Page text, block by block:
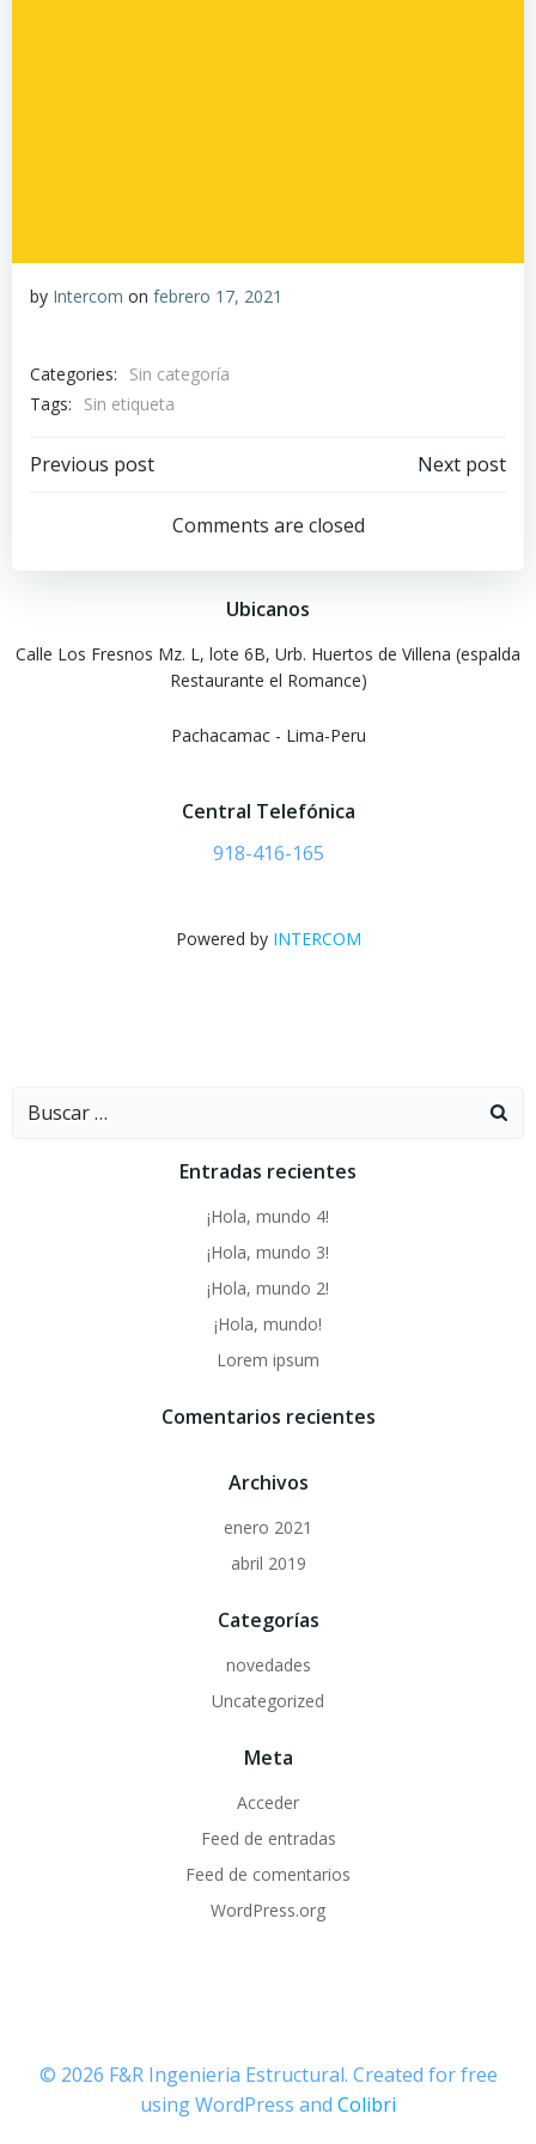
by Intercom on febrero 17, 2021
Categories:
Sin categoría
Tags:
Sin etiqueta
Navegación
las
entradas
Previous post
Navegación
por
las
entradas
Next post
Comments are closed
Ubicanos
Calle Los Fresnos Mz. L, lote 6B, Urb. Huertos de Villena (espalda
Restaurante el Romance)
Pachacamac - Lima-Peru
Central Telefónica
918-416-165
Powered by INTERCOM
Buscar:
Entradas recientes
¡Hola, mundo 4!
¡Hola, mundo 3!
¡Hola, mundo 2!
¡Hola, mundo!
Lorem ipsum
Comentarios recientes
Archivos
enero 2021
abril 2019
Categorías
novedades
Uncategorized
Meta
Acceder
Feed de entradas
Feed de comentarios
WordPress.org
© 2026 F&R Ingenieria Estructural. Created for free
using WordPress and Colibri